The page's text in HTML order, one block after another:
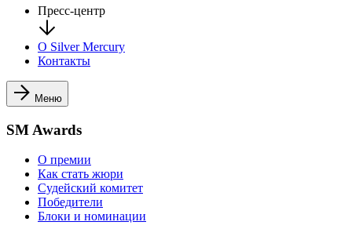
Пресс-центр
О Silver Mercury
Контакты
Меню
SM Awards
О премии
Как стать жюри
Судейский комитет
Победители
Блоки и номинации